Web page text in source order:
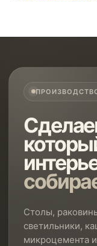
Столы,
светильники,
микроцемента